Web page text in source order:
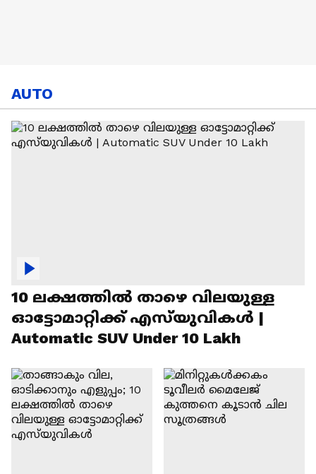
AUTO
10 ലക്ഷത്തിൽ താഴെ വിലയുള്ള
ഓട്ടോമാറ്റിക്ക് എസ്‍യുവികൾ |
Automatic SUV Under 10 Lakh